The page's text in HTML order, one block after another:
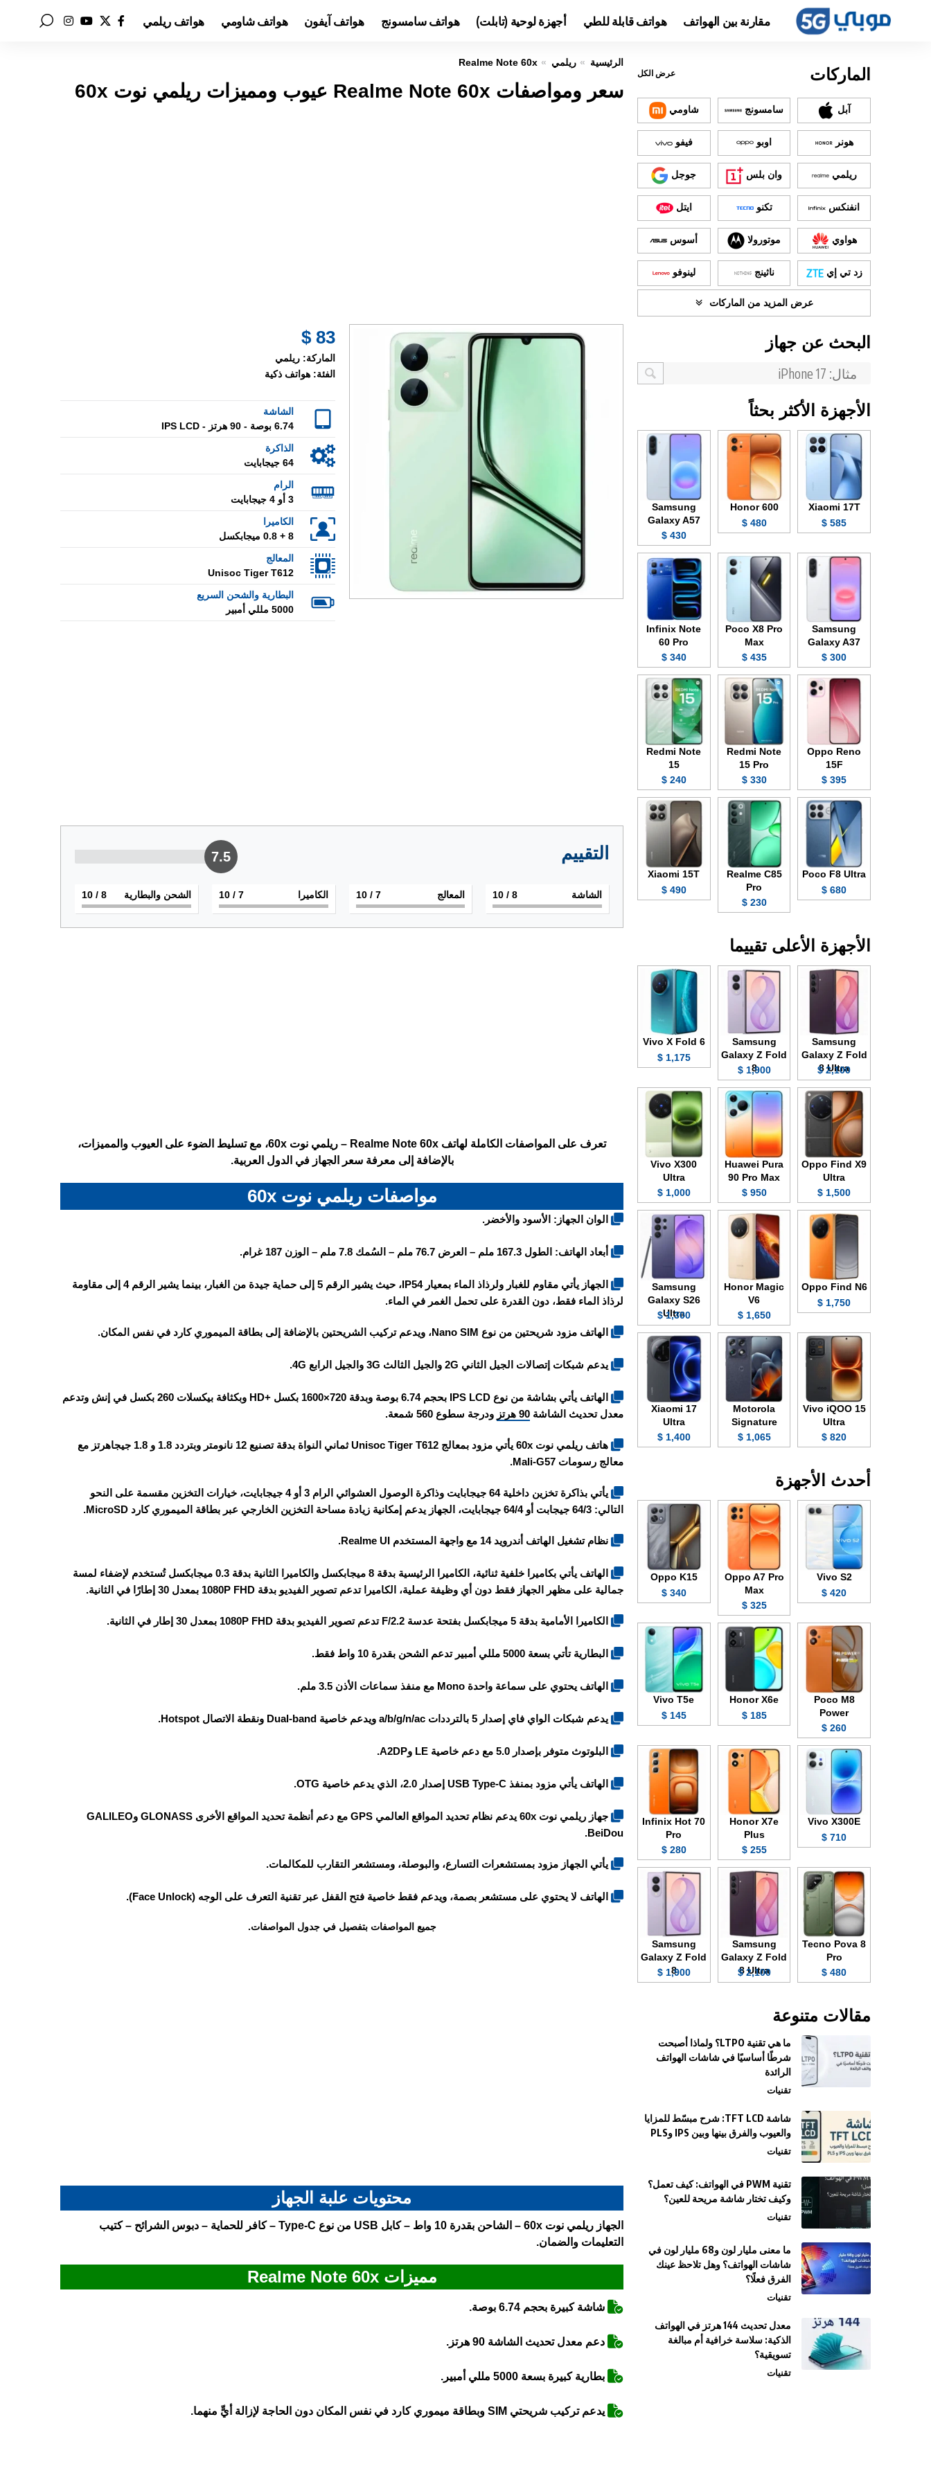
مقارنة بين الهواتف هواتف قابلة للطي أجهزة لوحية (تابلت) هواتف سامسونج هواتف آيفون هواتف شاومي هواتف ريلمي
الرئيسية ريلمي Realme Note 60x
سعر ومواصفات Realme Note 60x عيوب ومميزات ريلمي نوت 60x
83 $
الماركة: ريلمي
الفئة: هواتف ذكية
الشاشة
6.74 بوصة - 90 هرتز - IPS LCD
الذاكرة
64 جيجابايت
الرام
3 أو 4 جيجابايت
الكاميرا
8 + 0.8 ميجابكسل
المعالج
Unisoc Tiger T612
البطارية والشحن السريع
5000 مللي أمبير
التقييم 7.5
الشاشة 8
/ 10 المعالج 7
/ 10 الكاميرا 7
/ 10 الشحن والبطارية 8
/ 10
تعرف على المواصفات الكاملة لهاتف Realme Note 60x – ريلمي نوت 60x، مع تسليط الضوء على العيوب والمميزات،
بالإضافة إلى معرفة سعر الجهاز في الدول العربية.
مواصفات ريلمي نوت 60x
الوان الجهاز: الأسود والأخضر.
أبعاد الهاتف: الطول 167.3 ملم – العرض 76.7 ملم – السُمك 7.8 ملم – الوزن 187 غرام.
الجهاز يأتي مقاوم للغبار ولرذاذ الماء بمعيار IP54، حيث يشير الرقم 5 إلى حماية جيدة من الغبار، بينما يشير الرقم 4 إلى مقاومة
لرذاذ الماء فقط، دون القدرة على تحمل الغمر في الماء.
الهاتف مزود شريحتين من نوع Nano SIM، ويدعم تركيب الشريحتين بالإضافة إلى بطاقة الميموري كارد في نفس المكان.
يدعم شبكات إتصالات الجيل الثاني 2G والجيل الثالث 3G والجيل الرابع 4G.
الهاتف يأتي بشاشة من نوع IPS LCD بحجم 6.74 بوصة وبدقة 720×1600 بكسل +HD وبكثافة بيكسلات 260 بكسل في إنش وتدعم
معدل تحديث الشاشة 90 هرتز ودرجة سطوع 560 شمعة.
هاتف ريلمي نوت 60x يأتي مزود بمعالج Unisoc Tiger T612 ثماني النواة بدقة تصنيع 12 نانومتر وبتردد 1.8 و 1.8 جيجاهرتز مع
معالج رسومات Mali-G57.
يأتي بذاكرة تخزين داخلية 64 جيجابايت وذاكرة الوصول العشوائي الرام 3 أو 4 جيجابايت، خيارات التخزين مقسمة على النحو
التالي: 64/3 جيجابت أو 64/4 جيجابايت، الجهاز يدعم إمكانية زيادة مساحة التخزين الخارجي عبر بطاقة الميموري كارد MicroSD.
نظام تشغيل الهاتف أندرويد 14 مع واجهة المستخدم Realme UI.
الهاتف يأتي بكاميرا خلفية ثنائية، الكاميرا الرئيسية بدقة 8 ميجابكسل والكاميرا الثانية بدقة 0.3 ميجابكسل تُستخدم لإضفاء لمسة
جمالية على مظهر الجهاز فقط دون أي وظيفة عملية، الكاميرا تدعم تصوير الفيديو بدقة 1080P FHD بمعدل 30 إطارًا في الثانية.
الكاميرا الأمامية بدقة 5 ميجابكسل بفتحة عدسة F/2.2 تدعم تصوير الفيديو بدقة 1080P FHD بمعدل 30 إطار في الثانية.
البطارية تأتي بسعة 5000 مللي أمبير تدعم الشحن بقدرة 10 واط فقط.
الهاتف يحتوي على سماعة واحدة Mono مع منفذ سماعات الأذن 3.5 ملم.
يدعم شبكات الواي فاي إصدار 5 بالترددات a/b/g/n/ac ويدعم خاصية Dual-band ونقطة الاتصال Hotspot.
البلوتوث متوفر بإصدار 5.0 مع دعم خاصية LE وA2DP.
الهاتف يأتي مزود بمنفذ USB Type-C إصدار 2.0، الذي يدعم خاصية OTG.
جهاز ريلمي نوت 60x يدعم نظام تحديد المواقع العالمي GPS مع دعم أنظمة تحديد المواقع الأخرى GLONASS وGALILEO
BeiDou.
يأتي الجهاز مزود بمستشعرات التسارع، والبوصلة، ومستشعر التقارب للمكالمات.
الهاتف لا يحتوي على مستشعر بصمة، ويدعم فقط خاصية فتح القفل عبر تقنية التعرف على الوجه (Face Unlock).
جميع المواصفات بتفصيل في جدول المواصفات.
محتويات علبة الجهاز
الجهاز ريلمي نوت 60x – الشاحن بقدرة 10 واط – كابل USB من نوع Type-C – كافر للحماية – دبوس الشرائح – كتيب
التعليمات والضمان.
مميزات Realme Note 60x
شاشة كبيرة بحجم 6.74 بوصة.
دعم معدل تحديث الشاشة 90 هرتز.
بطارية كبيرة بسعة 5000 مللي أمبير.
يدعم تركيب شريحتي SIM وبطاقة ميموري كارد في نفس المكان دون الحاجة لإزالة أيٍّ منهما.
الماركات عرض الكل
آبل سامسونج شاومي
هونر اوبو فيفو
ريلمي وان بلس جوجل
انفنكس تكنو ايتل
هواوي موتورولا أسوس
زد تي إي ناثينج لينوفو
عرض المزيد من الماركات
البحث عن جهاز
الأجهزة الأكثر بحثاً
Xiaomi 17T
585 $
Honor 600
480 $
Samsung
Galaxy A57
430 $
Samsung
Galaxy A37
300 $
Poco X8 Pro
Max
435 $
Infinix Note
60 Pro
340 $
Oppo Reno
15F
395 $
Redmi Note
15 Pro
330 $
Redmi Note
15
240 $
Poco F8 Ultra
680 $
Realme C85
Pro
230 $
Xiaomi 15T
490 $
الأجهزة الأعلى تقييما
Samsung
Galaxy Z Fold
8 Ultra
2,100 $
Samsung
Galaxy Z Fold
8
1,900 $
Vivo X Fold 6
1,175 $
Oppo Find X9
Ultra
1,500 $
Huawei Pura
90 Pro Max
950 $
Vivo X300
Ultra
1,000 $
Oppo Find N6
1,750 $
Honor Magic
V6
1,650 $
Samsung
Galaxy S26
Ultra
1,300 $
Vivo iQOO 15
Ultra
820 $
Motorola
Signature
1,065 $
Xiaomi 17
Ultra
1,400 $
أحدث الأجهزة
Vivo S2
420 $
Oppo A7 Pro
Max
325 $
Oppo K15
340 $
Poco M8
Power
260 $
Honor X6e
185 $
Vivo T5e
145 $
Vivo X300E
710 $
Honor X7e
Plus
255 $
Infinix Hot 70
Pro
280 $
Tecno Pova 8
Pro
480 $
Samsung
Galaxy Z Fold
8 Ultra
2,100 $
Samsung
Galaxy Z Fold
8
1,900 $
مقالات متنوعة
ما هي تقنية LTPO؟ ولماذا أصبحت
شرطًا أساسيًا في شاشات الهواتف
الرائدة
تقنيات
شاشة TFT LCD: شرح مبسّط للمزايا
والعيوب والفرق بينها وبين IPS وPLS
تقنيات
تقنية PWM في الهواتف: كيف تعمل؟
وكيف تختار شاشة مريحة للعين؟
تقنيات
ما معنى مليار لون و68 مليار لون في
شاشات الهواتف؟ وهل تلاحظ عينك
الفرق فعلًا؟
تقنيات
معدل تحديث 144 هرتز في الهواتف
الذكية: سلاسة خرافية أم مبالغة
تسويقية؟
تقنيات